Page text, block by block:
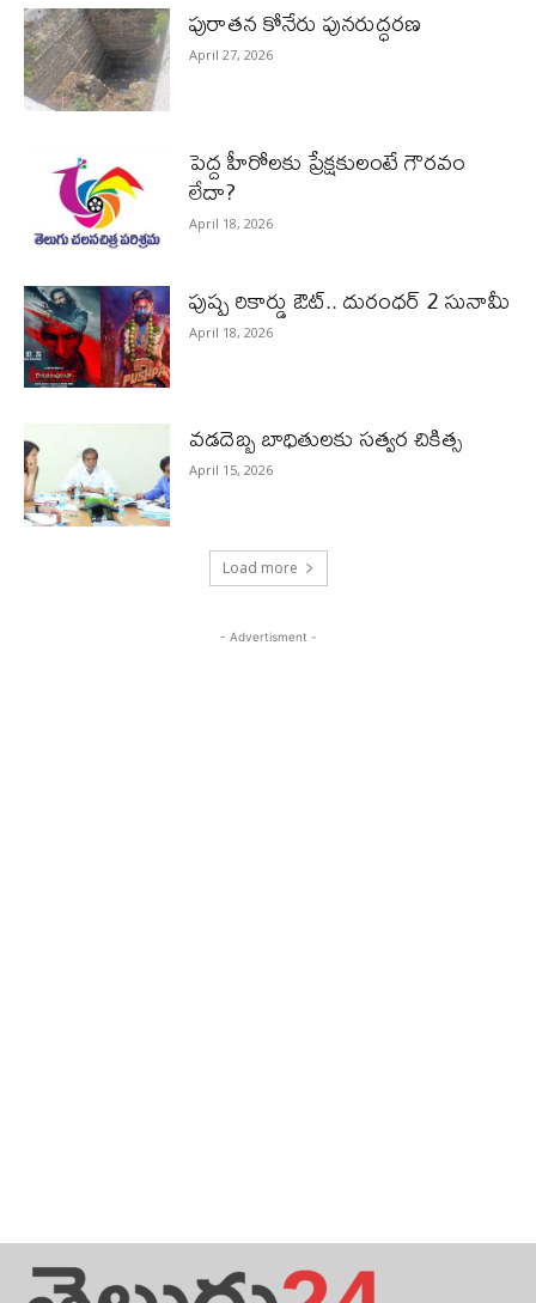
పురాత‌న కోనేరు పున‌రుద్ధ‌ర‌ణ
April 27, 2026
పెద్ద హీరోల‌కు ప్రేక్ష‌కులంటే గౌర‌వం
లేదా?
April 18, 2026
పుష్ప రికార్డు ఔట్‌.. దురంధ‌ర్ 2 సునామీ
April 18, 2026
వడదెబ్బ బాధితులకు సత్వర చికిత్స
April 15, 2026
Load more
- Advertisment -